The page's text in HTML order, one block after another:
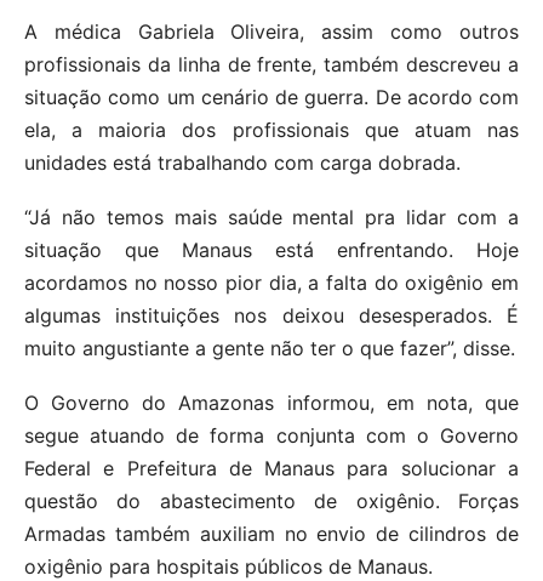
A médica Gabriela Oliveira, assim como outros
profissionais da linha de frente, também descreveu a
situação como um cenário de guerra. De acordo com
ela, a maioria dos profissionais que atuam nas
unidades está trabalhando com carga dobrada.
“Já não temos mais saúde mental pra lidar com a
situação que Manaus está enfrentando. Hoje
acordamos no nosso pior dia, a falta do oxigênio em
algumas instituições nos deixou desesperados. É
muito angustiante a gente não ter o que fazer”, disse.
O Governo do Amazonas informou, em nota, que
segue atuando de forma conjunta com o Governo
Federal e Prefeitura de Manaus para solucionar a
questão do abastecimento de oxigênio. Forças
Armadas também auxiliam no envio de cilindros de
oxigênio para hospitais públicos de Manaus.